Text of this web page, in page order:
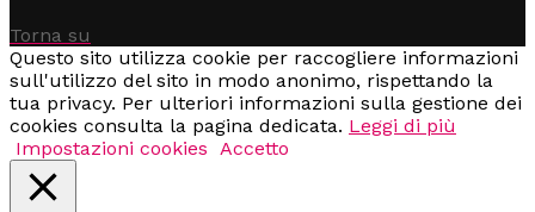
Torna su
Questo sito utilizza cookie per raccogliere informazioni
sull'utilizzo del sito in modo anonimo, rispettando la
tua privacy. Per ulteriori informazioni sulla gestione dei
cookies consulta la pagina dedicata. Leggi di più
Impostazioni cookies Accetto